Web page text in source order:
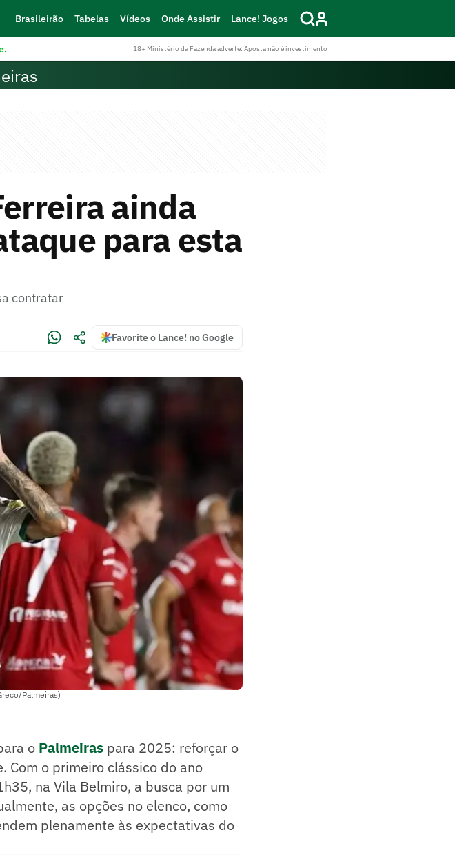
Brasileirão Tabelas Vídeos Onde Assistir Lance! Jogos
18+ Ministério da Fazenda adverte: Aposta não é investimento
ainda
para esta
contratar
Favorite o Lance! no Google
Palmeiras)
o Palmeiras para 2025: reforçar o
Com o primeiro clássico do ano
na Vila Belmiro, a busca por um
as opções no elenco, como
plenamente às expectativas do